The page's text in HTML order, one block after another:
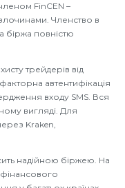
FinCEN –
Членство в
біржа повністю
трейдерів від
автентифікація
входу SMS. Вся
вигляді. Для
Kraken,
надійною біржею. На
фінансового